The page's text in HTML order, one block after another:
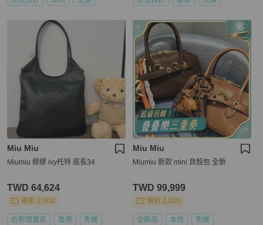
Miu Miu
Miumiu 繆繆 ivy托特 底長34
TWD 64,624
現折 2,000
近新閒置品 香港 免運
Miu Miu
Miumiu 新款 mini 貝殼包 全新
TWD 99,999
現折 2,000
全新品 本地 免運